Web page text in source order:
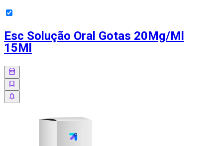
Esc Solução Oral Gotas 20Mg/Ml
15Ml